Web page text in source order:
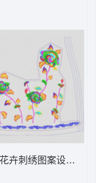
卉刺绣图案设计图